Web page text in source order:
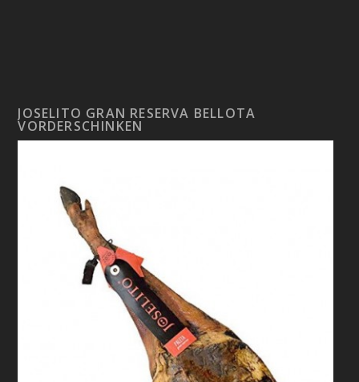
JOSELITO GRAN RESERVA BELLOTA
VORDERSCHINKEN